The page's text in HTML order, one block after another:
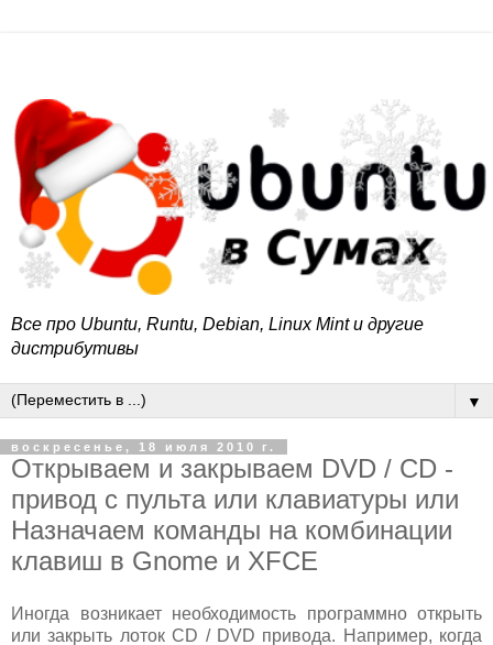
Все про Ubuntu, Runtu, Debian, Linux Mint и другие
дистрибутивы
▼
воскресенье, 18 июля 2010 г.
Открываем и закрываем DVD / CD -
привод с пульта или клавиатуры или
Назначаем команды на комбинации
клавиш в Gnome и XFCE
Иногда возникает необходимость программно открыть
или закрыть лоток CD / DVD привода. Например, когда